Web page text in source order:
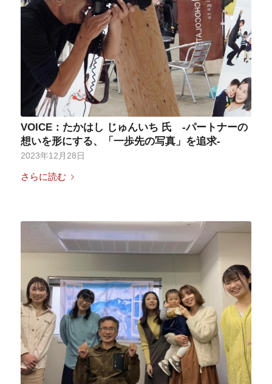
VOICE：たかはし じゅんいち 氏 -パートナーの
想いを形にする、「一歩先の写真」を追求-
2023年12月28日
さらに読む